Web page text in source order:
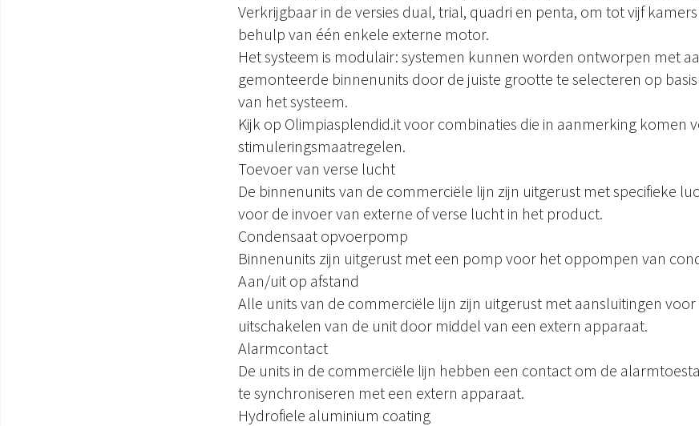
Verkrijgbaar in de versies dual, trial, quadri en penta, om tot vijf
behulp van één enkele externe motor.
Het systeem is modulair: systemen kunnen worden ontworpen met
gemonteerde binnenunits door de juiste grootte te selecteren op
van het systeem.
Kijk op Olimpiasplendid.it voor combinaties die in aanmerking komen
stimuleringsmaatregelen.
Toevoer van verse lucht
De binnenunits van de commerciële lijn zijn uitgerust met specifieke
voor de invoer van externe of verse lucht in het product.
Condensaat opvoerpomp
Binnenunits zijn uitgerust met een pomp voor het oppompen van
Aan/uit op afstand
Alle units van de commerciële lijn zijn uitgerust met aansluitingen
uitschakelen van de unit door middel van een extern apparaat.
Alarmcontact
De units in de commerciële lijn hebben een contact om de
te synchroniseren met een extern apparaat.
Hydrofiele aluminium coating